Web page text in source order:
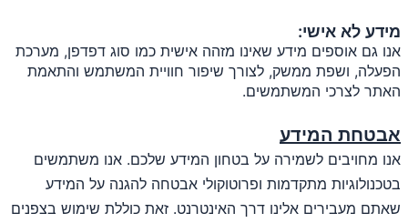
מידע לא אישי:
אנו גם אוספים מידע שאינו מזהה אישית כמו סוג דפדפן, מערכת
הפעלה, ושפת ממשק, לצורך שיפור חוויית המשתמש והתאמת
האתר לצרכי המשתמשים.
אבטחת המידע
אנו מחויבים לשמירה על בטחון המידע שלכם. אנו משתמשים
בטכנולוגיות מתקדמות ופרוטוקולי אבטחה להגנה על המידע
שאתם מעבירים אלינו דרך האינטרנט. זאת כוללת שימוש בצפנים